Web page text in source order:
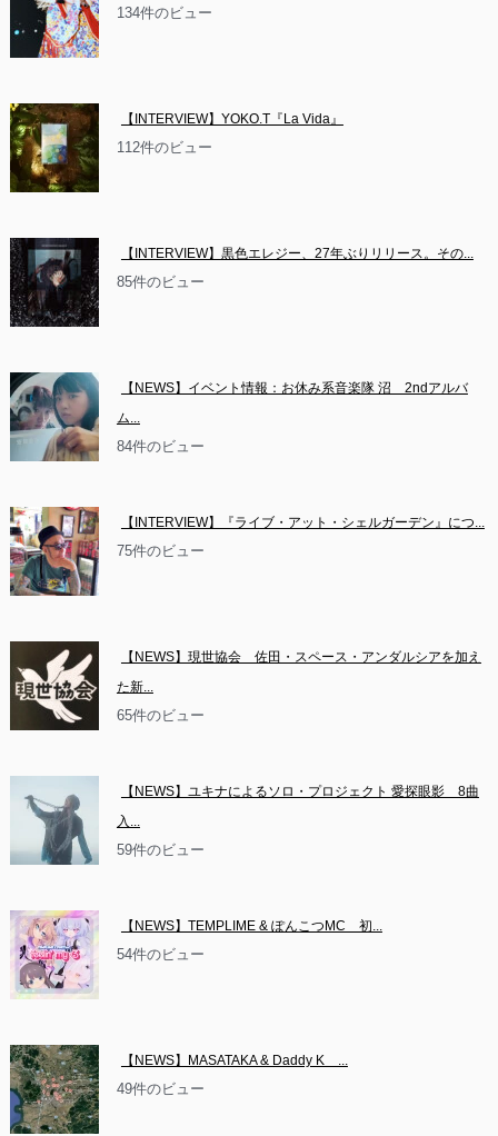
134件のビュー
【INTERVIEW】YOKO.T『La Vida』
112件のビュー
【INTERVIEW】黒色エレジー、27年ぶりリリース。その...
85件のビュー
【NEWS】イベント情報：お休み系音楽隊 沼　2ndアルバ
ム...
84件のビュー
【INTERVIEW】『ライブ・アット・シェルガーデン』につ...
75件のビュー
【NEWS】現世協会　佐田・スペース・アンダルシアを加え
た新...
65件のビュー
【NEWS】ユキナによるソロ・プロジェクト 愛探眼影　8曲
入...
59件のビュー
【NEWS】TEMPLIME & ぽんこつMC　初...
54件のビュー
【NEWS】MASATAKA & Daddy K　...
49件のビュー